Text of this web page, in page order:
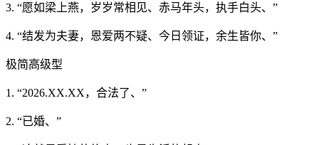
3. “愿如梁上燕，岁岁常相见、赤马年头，执手白头、”
4. “结发为夫妻，恩爱两不疑、今日领证，余生皆你、”
极简高级型
1. “2026.XX.XX，合法了、”
2. “已婚、”